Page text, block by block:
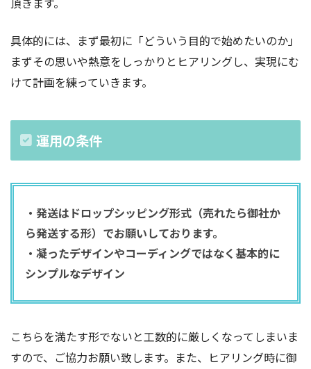
具体的には、まず最初に「どういう目的で始めたいのか」
まずその思いや熱意をしっかりとヒアリングし、実現にむ
けて計画を練っていきます。
運用の条件
・発送はドロップシッピング形式（売れたら御社か
ら発送する形）でお願いしております。
・凝ったデザインやコーディングではなく基本的に
シンプルなデザイン
こちらを満たす形でないと工数的に厳しくなってしまいま
すので、ご協力お願い致します。また、ヒアリング時に御